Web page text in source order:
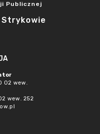
Publicznej
Strykowie
02 wew.
wew. 252